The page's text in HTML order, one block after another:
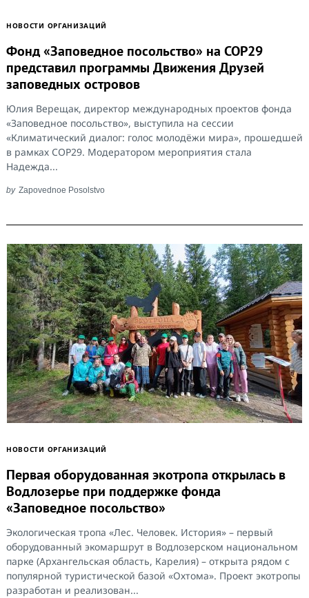
НОВОСТИ ОРГАНИЗАЦИЙ
Фонд «Заповедное посольство» на COP29
представил программы Движения Друзей
заповедных островов
Юлия Верещак, директор международных проектов фонда
«Заповедное посольство», выступила на сессии
«Климатический диалог: голос молодёжи мира», прошедшей
в рамках COP29. Модератором мероприятия стала
Надежда...
by Zapovednoe Posolstvo
НОВОСТИ ОРГАНИЗАЦИЙ
Первая оборудованная экотропа открылась в
Водлозерье при поддержке фонда
«Заповедное посольство»
Экологическая тропа «Лес. Человек. История» – первый
оборудованный экомаршрут в Водлозерском национальном
парке (Архангельская область, Карелия) – открыта рядом с
популярной туристической базой «Охтома». Проект экотропы
разработан и реализован...
Search
for: